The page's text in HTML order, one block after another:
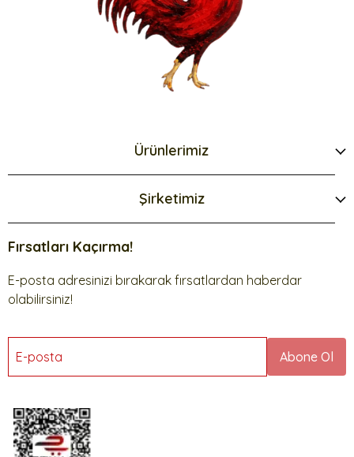
Ürünlerimiz
Şirketimiz
Fırsatları Kaçırma!
E-posta adresinizi bırakarak fırsatlardan haberdar
olabilirsiniz!
E-posta Abone Ol